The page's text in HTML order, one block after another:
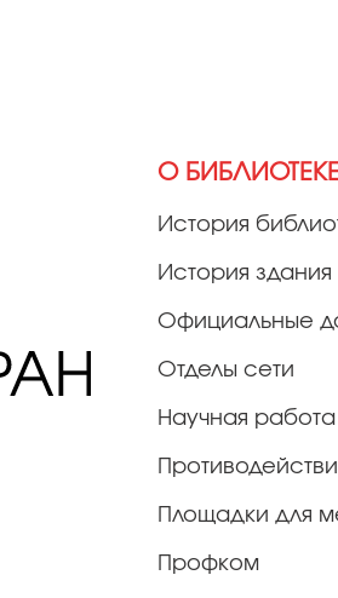
О
История
История
Официальные
Отделы сети
Научная работа
Площадки для
Профком